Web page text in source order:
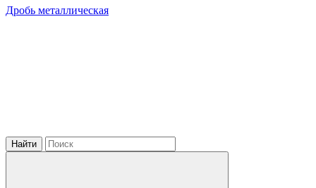
Дробь металлическая
Найти